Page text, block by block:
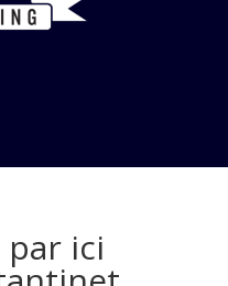
par ici